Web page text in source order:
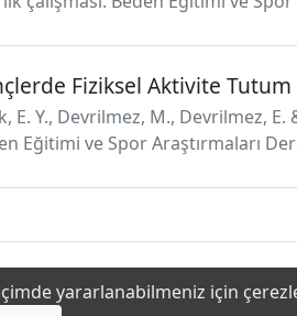
Fiziksel Aktivite
E. Y., Devrilmez, M., Devrilmez,
Eğitimi ve Spor Araştırmaları
yararlanabilmeniz için